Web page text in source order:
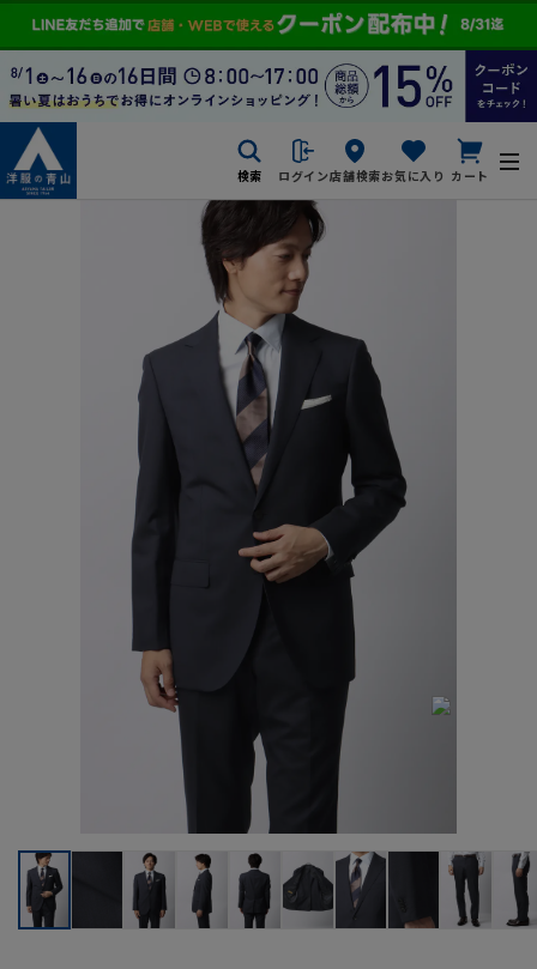
検索 ログイン店舗検索お気に入り カート